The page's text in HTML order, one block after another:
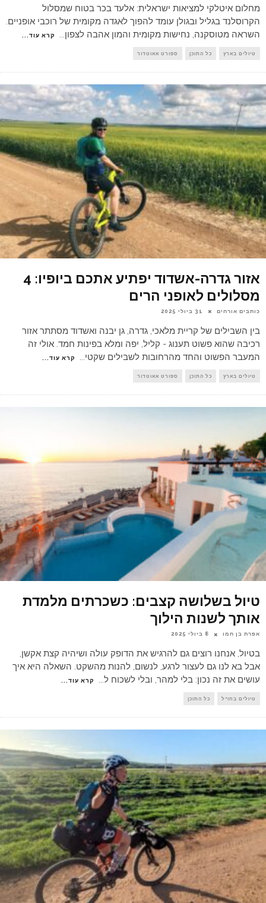
מחלום איטלקי למציאות ישראלית: אלעד בכר בטוח שמסלול
הקרוסלנד בגליל ובגולן עומד להפוך לאגדה מקומית של רוכבי אופניים.
השראה מטוסקנה, נחישות מקומית והמון אהבה לצפון... קרא עוד...
טיולים בארץ כל התוכן ספורט אאוטדור
אזור גדרה-אשדוד יפתיע אתכם ביופיו: 4
מסלולים לאופני הרים
כותבים אורחים 31 ביולי 2025
בין השבילים של קריית מלאכי, גדרה, גן יבנה ואשדוד מסתתר אזור
רכיבה שהוא פשוט תענוג - קליל, יפה ומלא בפינות חמד. אולי זה
המעבר הפשוט והחד מהרחובות לשבילים שקטי... קרא עוד...
טיולים בארץ כל התוכן ספורט אאוטדור
טיול בשלושה קצבים: כשכרתים מלמדת
אותך לשנות הילוך
אפרת בן חמו 8 ביולי 2025
בטיול, אנחנו רוצים גם להרגיש את הדופק עולה ושיהיה קצת אקשן,
אבל בא לנו גם לעצור לרגע, לנשום, להנות מהשקט. השאלה היא איך
עושים את זה נכון: בלי למהר, ובלי לשכוח ל... קרא עוד...
טיולים בחו"ל כל התוכן